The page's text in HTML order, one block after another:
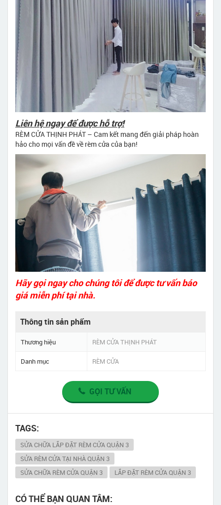
Liên hệ ngay để được hỗ trợ!
RÈM CỬA THỊNH PHÁT – Cam kết mang đến giải pháp hoàn
hảo cho mọi vấn đề về rèm cửa của bạn!
Hãy gọi ngay cho chúng tôi để được tư vấn báo
giá miễn phí tại nhà.
Thông tin sản phẩm
Thương hiệu RÈM CỬA THỊNH PHÁT
Danh mục RÈM CỬA
GỌI TƯ VẤN
TAGS:
SỬA CHỮA LẮP ĐẶT RÈM CỬA QUẬN 3
SỬA RÈM CỬA TẠI NHÀ QUẬN 3
SỬA CHỮA RÈM CỬA QUẬN 3
LẮP ĐẶT RÈM CỬA QUẬN 3
CÓ THỂ BẠN QUAN TÂM: